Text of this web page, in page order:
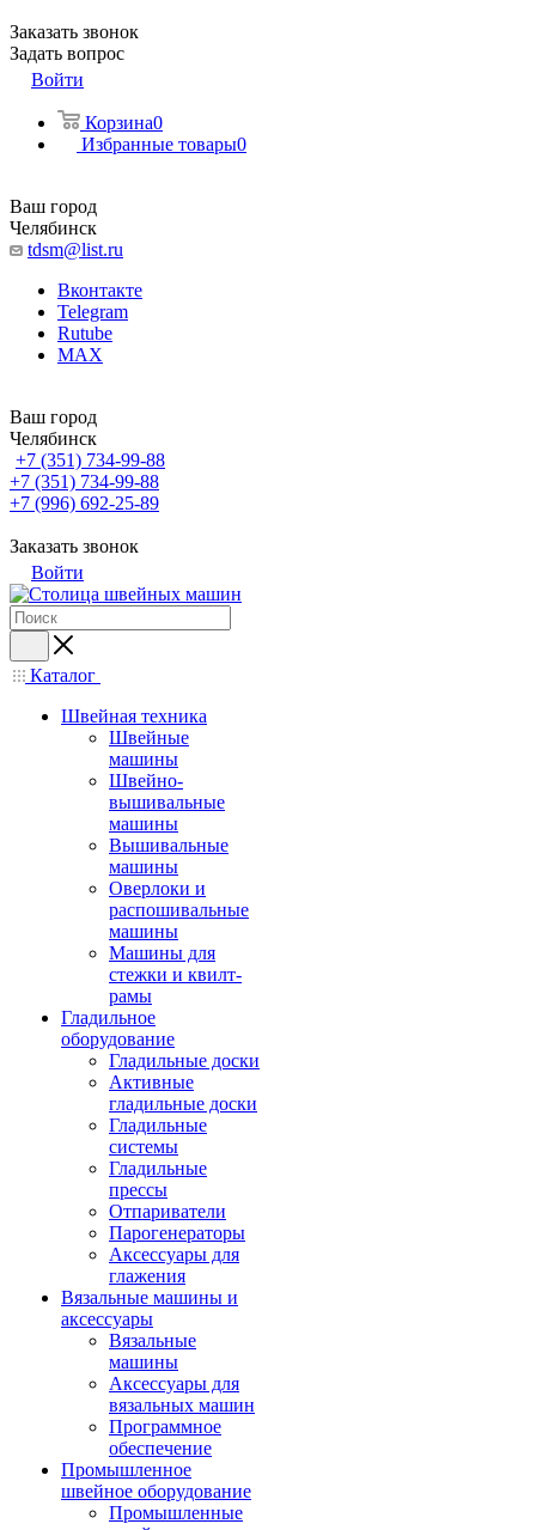
Заказать звонок
Задать вопрос
Войти
Корзина0
Избранные товары0
Ваш город
Челябинск
tdsm@list.ru
Вконтакте
Telegram
Rutube
MAX
Ваш город
Челябинск
+7 (351) 734-99-88
+7 (351) 734-99-88
+7 (996) 692-25-89
Заказать звонок
Войти
Каталог
Швейная техника
Швейные
машины
Швейно-
вышивальные
машины
Вышивальные
машины
Оверлоки и
распошивальные
машины
Машины для
стежки и квилт-
рамы
Гладильное
оборудование
Гладильные доски
Активные
гладильные доски
Гладильные
системы
Гладильные
прессы
Отпариватели
Парогенераторы
Аксессуары для
глажения
Вязальные машины и
аксессуары
Вязальные
машины
Аксессуары для
вязальных машин
Программное
обеспечение
Промышленное
швейное оборудование
Промышленные